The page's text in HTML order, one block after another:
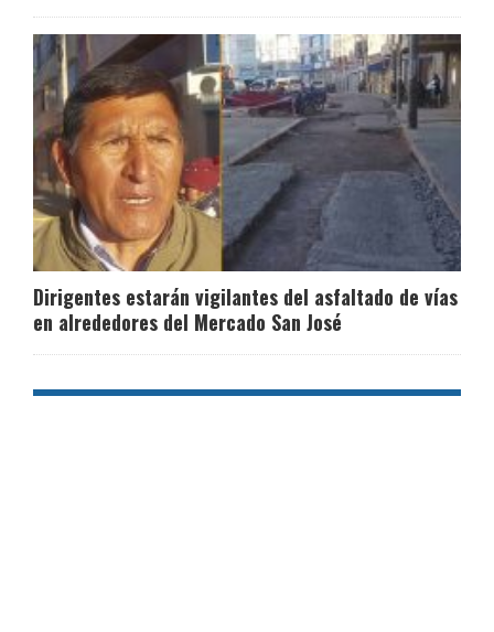
Dirigentes estarán vigilantes del asfaltado de vías
en alrededores del Mercado San José